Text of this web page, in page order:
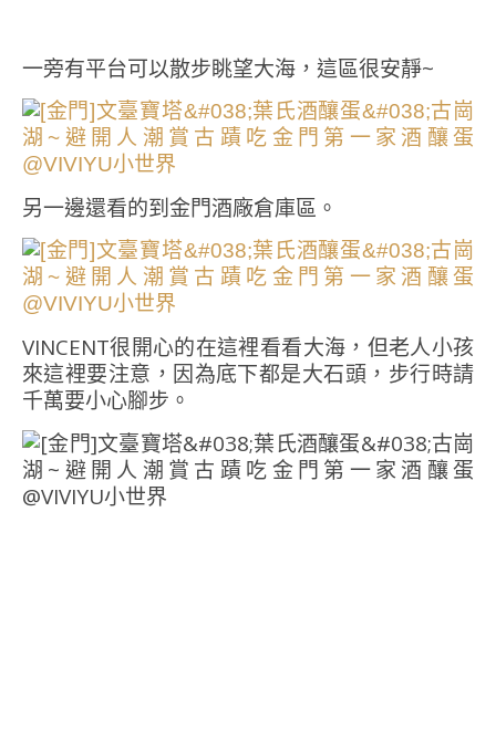
一旁有平台可以散步眺望大海，這區很安靜~
另一邊還看的到金門酒廠倉庫區。
VINCENT很開心的在這裡看看大海，但老人小孩
來這裡要注意，因為底下都是大石頭，步行時請
千萬要小心腳步。